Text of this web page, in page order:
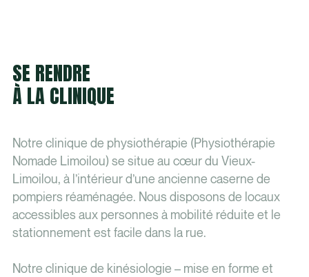
SE RENDRE
À LA CLINIQUE
Notre clinique de physiothérapie (Physiothérapie
Nomade Limoilou) se situe au cœur du Vieux-
Limoilou, à l’intérieur d’une ancienne caserne de
pompiers réaménagée. Nous disposons de locaux
accessibles aux personnes à mobilité réduite et le
stationnement est facile dans la rue.
Notre clinique de kinésiologie – mise en forme et